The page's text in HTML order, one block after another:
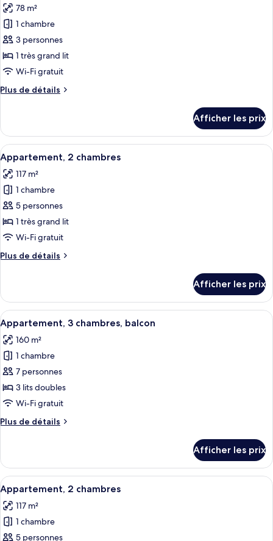
les
photos
pour
ce
type
chambre :
chambre
78 m²
1 chambre
3 personnes
1 très grand lit
Wi-Fi gratuit
Plus de détails
Plus
Appartement,
chambre
Afficher les prix
Afficher
toutes
les
photos
pour
ce
type
chambre :
chambres
Une chambre d’hôtel moderne
5
Appartement, 2 chambres
117 m²
1 chambre
5 personnes
1 très grand lit
Wi-Fi gratuit
Plus de détails
Plus
Appartement,
chambres
Afficher les prix
Afficher
toutes
les
photos
pour
ce
type
chambre :
chambres,
balcon
Un salon moderne comprenant un
9
Appartement, 3 chambres, balcon
160 m²
1 chambre
7 personnes
3 lits doubles
Wi-Fi gratuit
Plus de détails
Plus
Appartement,
chambres,
balcon
Afficher les prix
Afficher
toutes
les
photos
Une chambre d’hôtel moderne
4
Appartement, 2 chambres
117 m²
1 chambre
5 personnes